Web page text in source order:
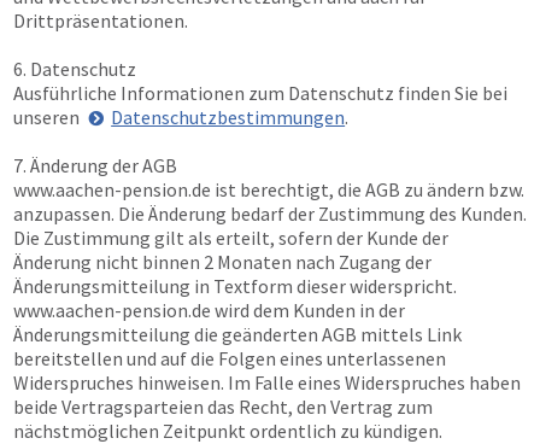
Drittpräsentationen.
6. Datenschutz
Ausführliche Informationen zum Datenschutz finden Sie bei
unseren
Datenschutzbestimmungen.
7. Änderung der AGB
www.aachen-pension.de ist berechtigt, die AGB zu ändern bzw.
anzupassen. Die Änderung bedarf der Zustimmung des Kunden.
Die Zustimmung gilt als erteilt, sofern der Kunde der
Änderung nicht binnen 2 Monaten nach Zugang der
Änderungsmitteilung in Textform dieser widerspricht.
www.aachen-pension.de wird dem Kunden in der
Änderungsmitteilung die geänderten AGB mittels Link
bereitstellen und auf die Folgen eines unterlassenen
Widerspruches hinweisen. Im Falle eines Widerspruches haben
beide Vertragsparteien das Recht, den Vertrag zum
nächstmöglichen Zeitpunkt ordentlich zu kündigen.